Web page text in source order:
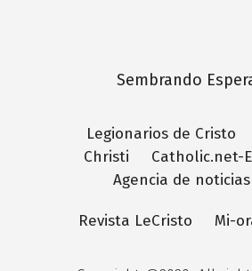
Sembrando
Legionarios de Cristo
Christi
Catholic.net-
Agencia de
Revista LeCristo Mi-